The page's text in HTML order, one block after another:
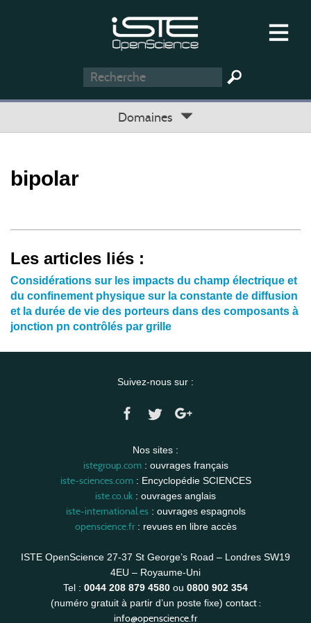
Domaines
bipolar
Les articles liés :
Considérations sur les impacts du champ électrique et
du confinement physique sur la constante de diffusion
et la durée de vie des porteurs dans des composants à
jonction pn contrôlés par grille
Suivez-nous sur :
Nos sites :
istegroup.com: ouvrages français
iste-sciences.com: Encyclopédie SCIENCES
iste.co.uk : ouvrages anglais
iste-international.es: ouvrages espagnols
openscience.fr: revues en libre accès
ISTE OpenScience 27-37 St George’s Road – Londres SW19
4EU – Royaume-Uni
Tel : 0044 208 879 4580 ou 0800 902 354
(numéro gratuit à partir d’un poste fixe) contact :
info@openscience.fr